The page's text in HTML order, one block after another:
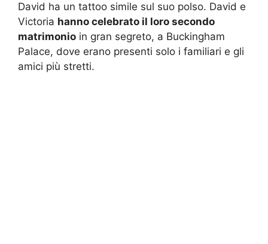
David ha un tattoo simile sul suo polso. David e
Victoria hanno celebrato il loro secondo
matrimonio in gran segreto, a Buckingham
Palace, dove erano presenti solo i familiari e gli
amici più stretti.